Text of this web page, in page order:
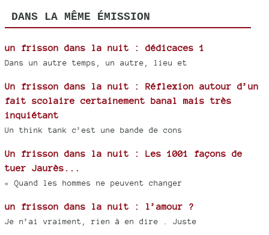
DANS LA MÊME ÉMISSION
un frisson dans la nuit : dédicaces 1
Dans un autre temps, un autre, lieu et
Un frisson dans la nuit : Réflexion autour d’un
fait scolaire certainement banal mais très
inquiétant
Un think tank c’est une bande de cons
Un frisson dans la nuit : Les 1001 façons de
tuer Jaurès...
« Quand les hommes ne peuvent changer
un frisson dans la nuit : l’amour ?
Je n’ai vraiment, rien à en dire . Juste